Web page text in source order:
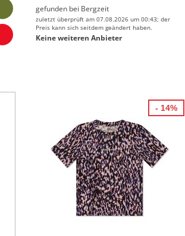
gefunden bei Bergzeit
zuletzt überprüft am 07.08.2026 um 00:43; der
Preis kann sich seitdem geändert haben.
Keine weiteren Anbieter
- 14%